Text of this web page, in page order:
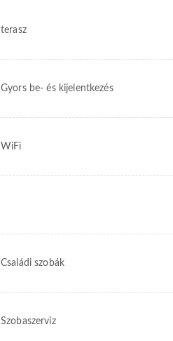
terasz
Gyors be- és kijelentkezés
WiFi
Családi szobák
Szobaszerviz